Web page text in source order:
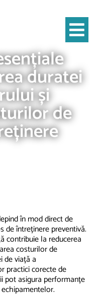
de viață a motorului și
preventivă
duratei
și
de
în mod direct de
de întreținere preventivă.
contribuie la reducerea
costurilor de
de viață a
practici corecte de
pot asigura performanțe